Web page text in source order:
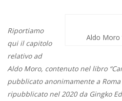
Aldo Moro
Riportiamo
qui il capitolo
relativo ad
Aldo Moro, contenuto nel libro
pubblicato anonimamente a
ripubblicato nel 2020 da Gingko